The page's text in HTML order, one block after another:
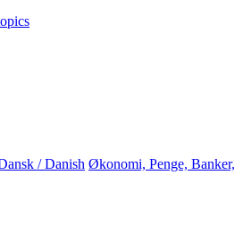
/ Danish Økonomi, Penge, Banker,